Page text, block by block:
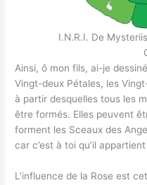
I.N.R.I. De
Ainsi, ô mon fils, ai-je
Vingt-deux Pétales, les
à partir desquelles tous les
être formés. Elles peuvent
forment les Sceaux des
car c’est à toi qu’il
L’influence de la Rose est